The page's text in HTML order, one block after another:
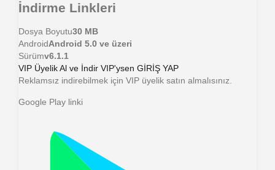
İndirme Linkleri
Dosya Boyutu30 MB
AndroidAndroid 5.0 ve üzeri
Sürümv6.1.1
VIP Üyelik Al ve İndir VIP'ysen GİRİŞ YAP
Reklamsız indirebilmek için VIP üyelik satın almalısınız.
Google Play linki